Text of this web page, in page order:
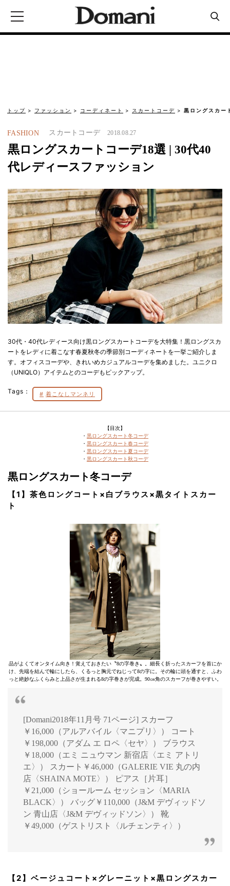
トップ ファッション コーディネート スカートコーデ 黒ロングスカ
FASHION スカートコーデ 2018.08.27
黒ロングスカートコーデ18選 | 30代40
代レディースファッション
30代・40代レディース向け黒ロングスカートコーデを大特集！黒ロングスカ
ートをレディに着こなす春夏秋冬の季節別コーディネートを一挙ご紹介しま
す。オフィスコーデや、きれいめカジュアルコーデを集めました。ユニクロ
（UNIQLO）アイテムとのコーデもピックアップ。
Tags： 着こなしマンネリ
【目次】
・ 黒ロングスカート冬コーデ
・ 黒ロングスカート春コーデ
・ 黒ロングスカート夏コーデ
・ 黒ロングスカート秋コーデ
黒ロングスカート冬コーデ
【1】茶色ロングコート×白ブラウス×黒タイトスカー
ト
品がよくてオンタイム向き！覚えておきたい〝8の字巻き〟。細長く折ったスカーフを首にか
け、先端を結んで輪にしたら、くるっと胸元でねじって8の字に。その輪に頭を通すと、ふわ
っと絶妙なふくらみと上品さが生まれる8の字巻きが完成。90㎝角のスカーフが巻きやすい。
[Domani2018年11月号 71ページ] スカーフ
￥16,000（アルアバイル〈マニプリ〉） コート
￥198,000（アダム エ ロペ〈セヤ〉） ブラウス
￥18,000（エミ ニュウマン 新宿店〈エミ アトリ
エ〉） スカート￥46,000（GALERIE VIE 丸の内
店〈SHAINA MOTE〉） ピアス［片耳］
￥21,000（ショールーム セッション〈MARIA
BLACK〉） バッグ￥110,000（J&M デヴィッドソ
ン 青山店〈J&M デヴィッドソン〉） 靴
￥49,000（ゲストリスト〈ルチェンティ〉）
【2】ベージュコート×グレーニット×黒ロングスカー